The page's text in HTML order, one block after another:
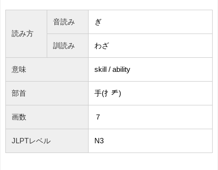
読み方
音読み ぎ
訓読み わざ
意味 skill / ability
部首 手(扌龵)
画数 ７
JLPTレベル N3